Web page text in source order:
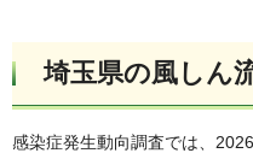
埼玉県の風しん
感染症発生動向調査では、